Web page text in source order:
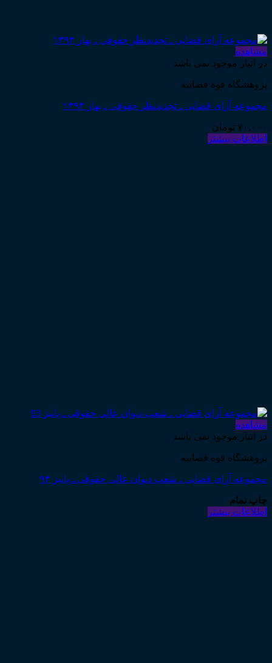
مشاهده
در انبار موجود نمی باشد
پژوهشگاه قوه قضاییه
مجموعه آرای قضایی ـ تجدیدنظر حقوقی ـ بهار ۱۳۹۳
۷۰,۰۰۰ تومان
اطلاعات بیشتر
مشاهده
در انبار موجود نمی باشد
پژوهشگاه قوه قضاییه
مجموعه آرای قضایی ـ شعب دیوان عالی حقوقی ـ پاییز ۹۳
چاپ تمام
اطلاعات بیشتر